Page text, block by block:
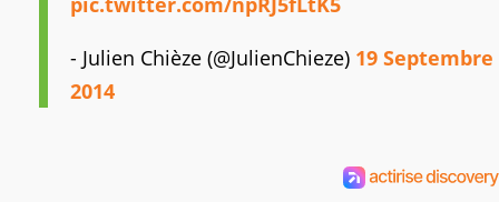
- Julien Chièze (@JulienChieze) 19 Septembre
2014